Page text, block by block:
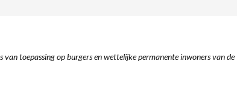
toepassing op burgers en wettelijke permanente inwoners van de